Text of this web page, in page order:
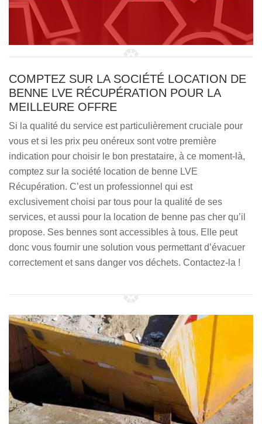
COMPTEZ SUR LA SOCIÉTÉ LOCATION DE
BENNE LVE RÉCUPÉRATION POUR LA
MEILLEURE OFFRE
Si la qualité du service est particulièrement cruciale pour
vous et si les prix peu onéreux sont votre première
indication pour choisir le bon prestataire, à ce moment-là,
comptez sur la société location de benne LVE
Récupération. C’est un professionnel qui est
exclusivement choisi par tous pour la qualité de ses
services, et aussi pour la location de benne pas cher qu’il
propose. Ses bennes sont accessibles à tous. Elle peut
donc vous fournir une solution vous permettant d’évacuer
correctement et sans danger vos déchets. Contactez-la !